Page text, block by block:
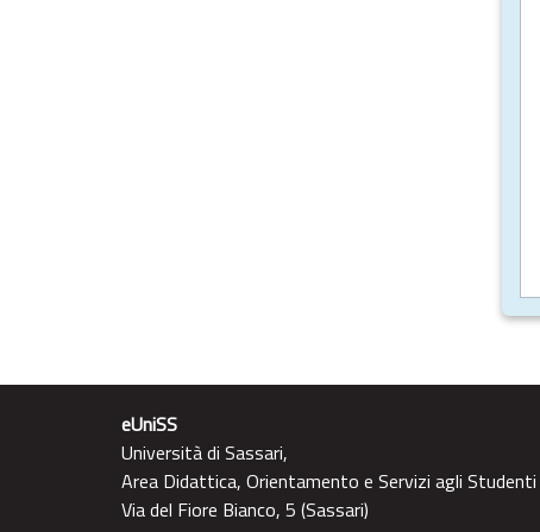
eUniSS
Università di Sassari,
Area Didattica, Orientamento e Servizi agli Studenti
Via del Fiore Bianco, 5 (Sassari)